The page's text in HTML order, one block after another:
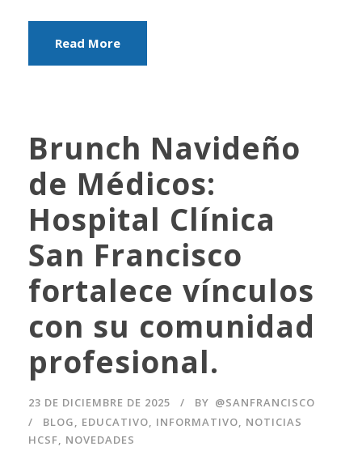
Read More
Brunch Navideño
de Médicos:
Hospital Clínica
San Francisco
fortalece vínculos
con su comunidad
profesional.
23 DE DICIEMBRE DE 2025 BY @SANFRANCISCO
BLOG, EDUCATIVO, INFORMATIVO, NOTICIAS
HCSF, NOVEDADES